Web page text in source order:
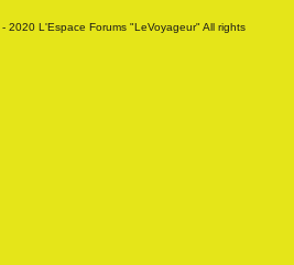
2020 L'Espace Forums "LeVoyageur" All rights